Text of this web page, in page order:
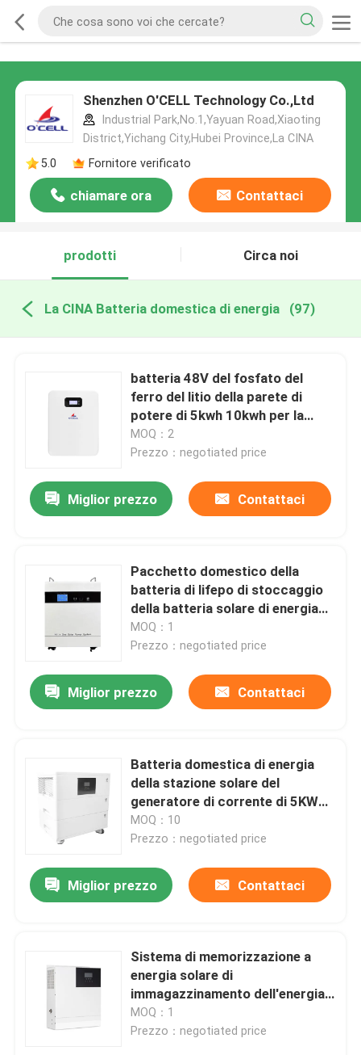
Shenzhen O'CELL Technology Co.,Ltd
Industrial Park,No.1,Yayuan Road,Xiaoting
District,Yichang City,Hubei Province,La CINA
5.0
Fornitore verificato
chiamare ora Contattaci
prodotti Circa noi
La CINA Batteria domestica di energia (97)
batteria 48V del fosfato del
ferro del litio della parete di
potere di 5kwh 10kwh per la
centrale elettrica domestica
MOQ：2
Prezzo：negotiated price
Miglior prezzo Contattaci
Pacchetto domestico della
batteria di lifepo di stoccaggio
della batteria solare di energia
con l'invertitore incorporato e la
batteria
MOQ：1
Prezzo：negotiated price
Miglior prezzo Contattaci
Batteria domestica di energia
della stazione solare del
generatore di corrente di 5KWH
10KWH 15KWH 20KWH
MOQ：10
Prezzo：negotiated price
Miglior prezzo Contattaci
Sistema di memorizzazione a
energia solare di
immagazzinamento dell'energia
di modalità di tariffazione
multipla domestica della pila
MOQ：1
Prezzo：negotiated price